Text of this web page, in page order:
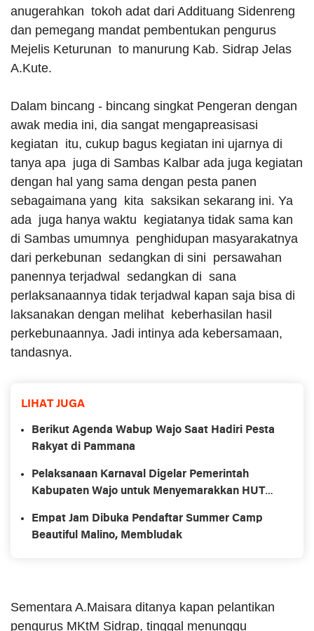
anugerahkan tokoh adat dari Addituang Sidenreng
dan pemegang mandat pembentukan pengurus
Mejelis Keturunan to manurung Kab. Sidrap Jelas
A.Kute.
Dalam bincang - bincang singkat Pengeran dengan
awak media ini, dia sangat mengapreasisasi
kegiatan itu, cukup bagus kegiatan ini ujarnya di
tanya apa juga di Sambas Kalbar ada juga kegiatan
dengan hal yang sama dengan pesta panen
sebagaimana yang kita saksikan sekarang ini. Ya
ada juga hanya waktu kegiatanya tidak sama kan
di Sambas umumnya penghidupan masyarakatnya
dari perkebunan sedangkan di sini persawahan
panennya terjadwal sedangkan di sana
perlaksanaannya tidak terjadwal kapan saja bisa di
laksanakan dengan melihat keberhasilan hasil
perkebunaannya. Jadi intinya ada kebersamaan,
tandasnya.
LIHAT JUGA
Berikut Agenda Wabup Wajo Saat Hadiri Pesta
Rakyat di Pammana
Pelaksanaan Karnaval Digelar Pemerintah
Kabupaten Wajo untuk Menyemarakkan HUT
Empat Jam Dibuka Pendaftar Summer Camp
Beautiful Malino, Membludak
Sementara A.Maisara ditanya kapan pelantikan
pengurus MKtM Sidrap, tinggal menunggu